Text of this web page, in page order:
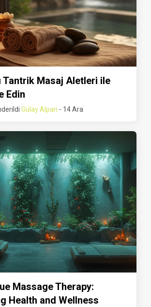
Tantrik Masaj Aletleri ile
Edin
Gülay Alpan - 14 Ara
Massage Therapy:
Health and Wellness